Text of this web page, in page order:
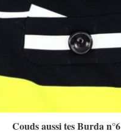
Couds aussi tes Burda n°6